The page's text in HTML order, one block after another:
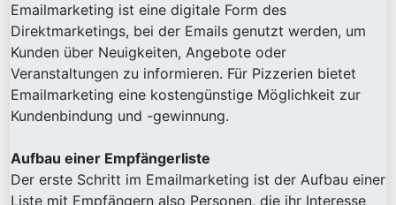
Emailmarketing ist eine digitale Form des
Direktmarketings, bei der Emails genutzt werden, um
Kunden über Neuigkeiten, Angebote oder
Veranstaltungen zu informieren. Für Pizzerien bietet
Emailmarketing eine kostengünstige Möglichkeit zur
Kundenbindung und -gewinnung.
Aufbau einer Empfängerliste
Der erste Schritt im Emailmarketing ist der Aufbau einer
Liste mit Empfängern also Personen, die ihr Interesse